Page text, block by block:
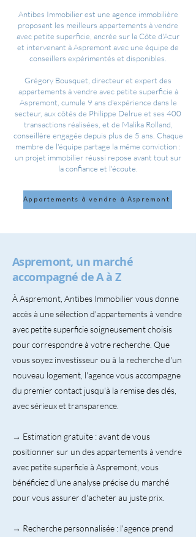
Antibes Immobilier est une agence immobilière
proposant les meilleurs appartements à vendre
avec petite superficie, ancrée sur la Côte d'Azur
et intervenant à Aspremont avec une équipe de
conseillers expérimentés et disponibles.
Grégory Bousquet, directeur et expert des
appartements à vendre avec petite superficie à
Aspremont, cumule 9 ans d'expérience dans le
secteur, aux côtés de Philippe Delrue et ses 400
transactions réalisées, et de Malika Rolland,
conseillère engagée depuis plus de 5 ans. Chaque
membre de l'équipe partage la même conviction :
un projet immobilier réussi repose avant tout sur
la confiance et l'écoute.
Appartements à vendre à Aspremont
Aspremont, un marché
accompagné de A à Z
À Aspremont, Antibes Immobilier vous donne
accès à une sélection d'appartements à vendre
avec petite superficie soigneusement choisis
pour correspondre à votre recherche. Que
vous soyez investisseur ou à la recherche d'un
nouveau logement, l'agence vous accompagne
du premier contact jusqu'à la remise des clés,
avec sérieux et transparence.
→ Estimation gratuite : avant de vous
positionner sur un des appartements à vendre
avec petite superficie à Aspremont, vous
bénéficiez d'une analyse précise du marché
pour vous assurer d'acheter au juste prix.
→ Recherche personnalisée : l'agence prend